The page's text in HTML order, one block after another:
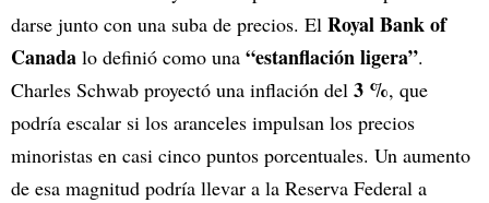
darse junto con una suba de precios. El Royal Bank of
Canada lo definió como una “estanflación ligera”.
Charles Schwab proyectó una inflación del 3 %, que
podría escalar si los aranceles impulsan los precios
minoristas en casi cinco puntos porcentuales. Un aumento
de esa magnitud podría llevar a la Reserva Federal a